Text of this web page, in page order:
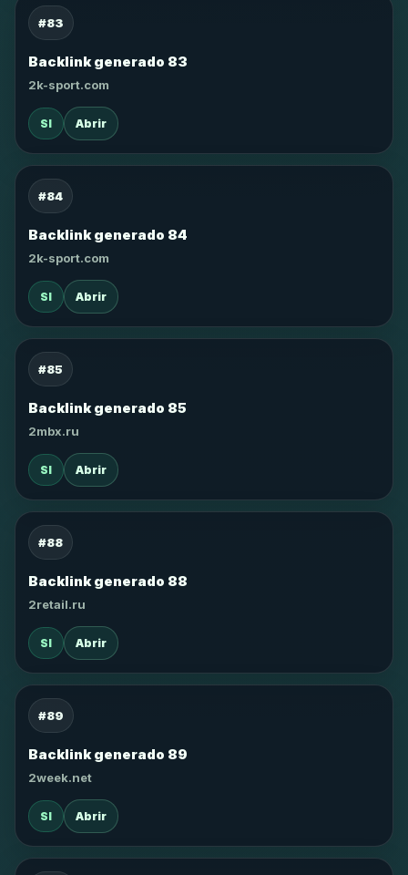
#83
Backlink generado 83
2k-sport.com
SI Abrir
#84
Backlink generado 84
2k-sport.com
SI Abrir
#85
Backlink generado 85
2mbx.ru
SI Abrir
#88
Backlink generado 88
2retail.ru
SI Abrir
#89
Backlink generado 89
2week.net
SI Abrir